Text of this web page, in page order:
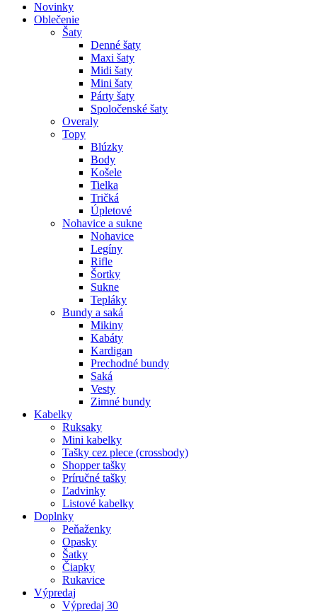
Novinky
Oblečenie
Šaty
Denné šaty
Maxi šaty
Midi šaty
Mini šaty
Párty šaty
Spoločenské šaty
Overaly
Topy
Blúzky
Body
Košele
Tielka
Tričká
Úpletové
Nohavice a sukne
Nohavice
Legíny
Rifle
Šortky
Sukne
Tepláky
Bundy a saká
Mikiny
Kabáty
Kardigan
Prechodné bundy
Saká
Vesty
Zimné bundy
Kabelky
Ruksaky
Mini kabelky
Tašky cez plece (crossbody)
Shopper tašky
Príručné tašky
Ľadvinky
Listové kabelky
Doplnky
Peňaženky
Opasky
Šatky
Čiapky
Rukavice
Výpredaj
Výpredaj 30